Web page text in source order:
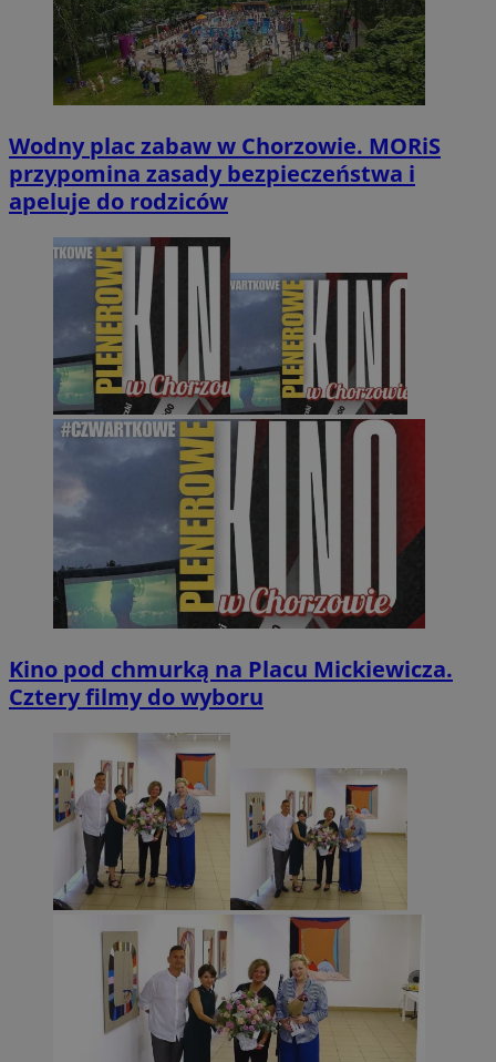
Wodny plac zabaw w Chorzowie. MORiS
przypomina zasady bezpieczeństwa i
apeluje do rodziców
Kino pod chmurką na Placu Mickiewicza.
Cztery filmy do wyboru